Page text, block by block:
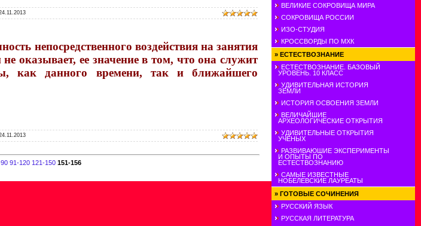
непосредственного воздействия на занятия
оказывает, ее значение в том, что она служит
как данного времени, так и ближайшего
91-120 121-150 151-156
ВЕЛИКИЕ СОКРОВИЩА МИРА
СОКРОВИЩА РОССИИ
ИЗО-СТУДИЯ
КРОССВОРДЫ ПО МХК
» ЕСТЕСТВОЗНАНИЕ
ЕСТЕСТВОЗНАНИЕ. БАЗОВЫЙ
УРОВЕНЬ. 10 КЛАСС
УДИВИТЕЛЬНАЯ ИСТОРИЯ
ЗЕМЛИ
ИСТОРИЯ ОСВОЕНИЯ ЗЕМЛИ
ВЕЛИЧАЙШИЕ
АРХЕОЛОГИЧЕСКИЕ ОТКРЫТИЯ
УДИВИТЕЛЬНЫЕ ОТКРЫТИЯ
УЧЕНЫХ
РАЗВИВАЮШИЕ ЭКСПЕРИМЕНТЫ
И ОПЫТЫ ПО
ЕСТЕСТВОЗНАНИЮ
САМЫЕ ИЗВЕСТНЫЕ
НОБЕЛЕВСКИЕ ЛАУРЕАТЫ
» ГОТОВЫЕ СОЧИНЕНИЯ
РУССКИЙ ЯЗЫК
РУССКАЯ ЛИТЕРАТУРА